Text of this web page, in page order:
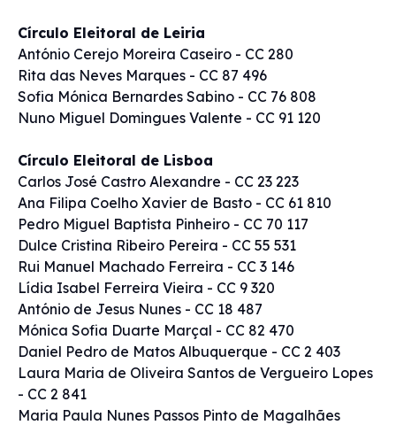
Círculo Eleitoral de Leiria
António Cerejo Moreira Caseiro - CC 280
Rita das Neves Marques - CC 87 496
Sofia Mónica Bernardes Sabino - CC 76 808
Nuno Miguel Domingues Valente - CC 91 120
Círculo Eleitoral de Lisboa
Carlos José Castro Alexandre - CC 23 223
Ana Filipa Coelho Xavier de Basto - CC 61 810
Pedro Miguel Baptista Pinheiro - CC 70 117
Dulce Cristina Ribeiro Pereira - CC 55 531
Rui Manuel Machado Ferreira - CC 3 146
Lídia Isabel Ferreira Vieira - CC 9 320
António de Jesus Nunes - CC 18 487
Mónica Sofia Duarte Marçal - CC 82 470
Daniel Pedro de Matos Albuquerque - CC 2 403
Laura Maria de Oliveira Santos de Vergueiro Lopes
- CC 2 841
Maria Paula Nunes Passos Pinto de Magalhães